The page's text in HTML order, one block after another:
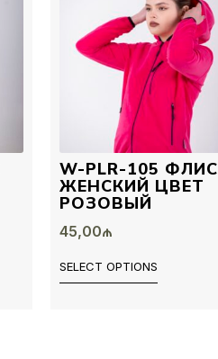
W-PLR-105 ФЛИС
ЖЕНСКИЙ ЦВЕТ
РОЗОВЫЙ
45,00₼
SELECT OPTIONS